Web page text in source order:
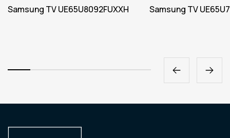
Samsung TV UE65U8092FUXXH Samsung TV